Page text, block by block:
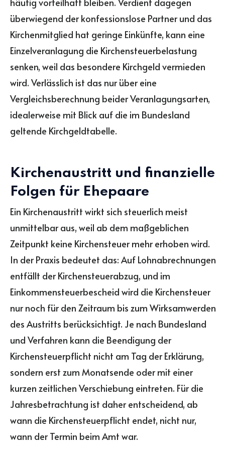
überwiegend der konfessionslose Partner und das
Kirchenmitglied hat geringe Einkünfte, kann eine
Einzelveranlagung die Kirchensteuerbelastung
senken, weil das besondere Kirchgeld vermieden
wird. Verlässlich ist das nur über eine
Vergleichsberechnung beider Veranlagungsarten,
idealerweise mit Blick auf die im Bundesland
geltende Kirchgeldtabelle.
Kirchenaustritt und finanzielle
Folgen für Ehepaare
Ein Kirchenaustritt wirkt sich steuerlich meist
unmittelbar aus, weil ab dem maßgeblichen
Zeitpunkt keine Kirchensteuer mehr erhoben wird.
In der Praxis bedeutet das: Auf Lohnabrechnungen
entfällt der Kirchensteuerabzug, und im
Einkommensteuerbescheid wird die Kirchensteuer
nur noch für den Zeitraum bis zum Wirksamwerden
des Austritts berücksichtigt. Je nach Bundesland
und Verfahren kann die Beendigung der
Kirchensteuerpflicht nicht am Tag der Erklärung,
sondern erst zum Monatsende oder mit einer
kurzen zeitlichen Verschiebung eintreten. Für die
Jahresbetrachtung ist daher entscheidend, ab
wann die Kirchensteuerpflicht endet, nicht nur,
wann der Termin beim Amt war.